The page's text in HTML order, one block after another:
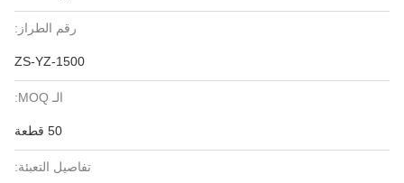
رقم الطراز:
ZS-YZ-1500
الـ MOQ:
50 قطعة
تفاصيل التعبئة: